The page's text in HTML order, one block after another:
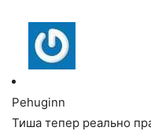
Pehuginn
Тиша тепер реально